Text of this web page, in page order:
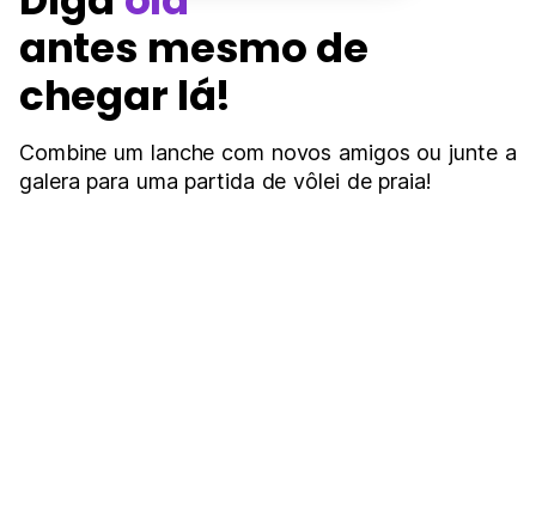
antes mesmo de
chegar lá!
Combine um lanche com novos amigos ou junte a
galera para uma partida de vôlei de praia!